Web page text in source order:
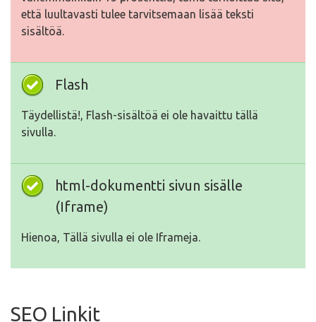
että luultavasti tulee tarvitsemaan lisää teksti
sisältöä.
Flash
Täydellistä!, Flash-sisältöä ei ole havaittu tällä
sivulla.
html-dokumentti sivun sisälle
(Iframe)
Hienoa, Tällä sivulla ei ole Iframeja.
SEO Linkit